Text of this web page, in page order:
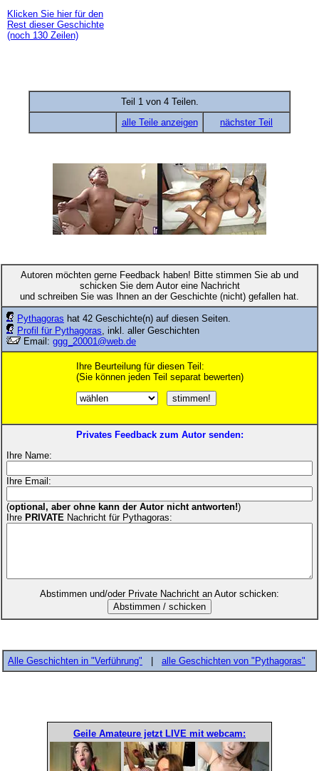
Klicken Sie hier für den
Rest dieser Geschichte
(noch 130 Zeilen)
Teil 1 von 4 Teilen.
alle Teile anzeigen
nächster Teil
Autoren möchten gerne Feedback haben! Bitte stimmen Sie ab und
schicken Sie dem Autor eine Nachricht
und schreiben Sie was Ihnen an der Geschichte (nicht) gefallen hat.
Pythagoras hat 42 Geschichte(n) auf diesen Seiten.
Profil für Pythagoras, inkl. aller Geschichten
Email: ggg_20001@web.de
Ihre Beurteilung für diesen Teil:
(Sie können jeden Teil separat bewerten)
Privates Feedback zum Autor senden:
Ihre Name:
Ihre Email:
(optional, aber ohne kann der Autor nicht antworten!)
Ihre PRIVATE Nachricht für Pythagoras:
Abstimmen und/oder Private Nachricht an Autor schicken:
Alle Geschichten in "Verführung" alle Geschichten von "Pythagoras"
Geile Amateure jetzt LIVE mit webcam: